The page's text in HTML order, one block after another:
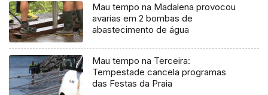
Mau tempo na Madalena provocou
avarias em 2 bombas de
abastecimento de água
Mau tempo na Terceira:
Tempestade cancela programas
das Festas da Praia